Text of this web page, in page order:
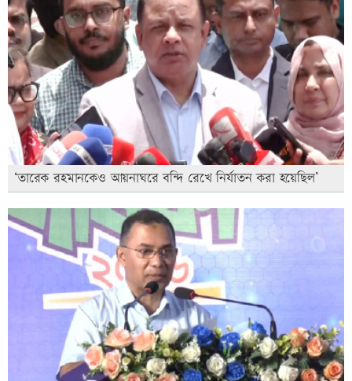
‘তারেক রহমানকেও আয়নাঘরে বন্দি রেখে নির্যাতন করা হয়েছিল’